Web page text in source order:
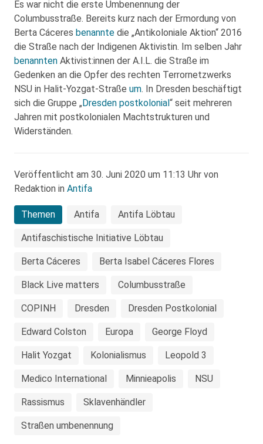
Es war nicht die erste Umbenennung der
Columbusstraße. Bereits kurz nach der Ermordung von
Berta Cáceres benannte die „Antikoloniale Aktion“ 2016
die Straße nach der Indigenen Aktivistin. Im selben Jahr
benannten Aktivist:innen der A.I.L. die Straße im
Gedenken an die Opfer des rechten Terrornetzwerks
NSU in Halit-Yozgat-Straße um. In Dresden beschäftigt
sich die Gruppe „Dresden postkolonial“ seit mehreren
Jahren mit postkolonialen Machtstrukturen und
Widerständen.
Veröffentlicht am 30. Juni 2020 um 11:13 Uhr von
Redaktion in Antifa
Themen Antifa Antifa Löbtau
Antifaschistische Initiative Löbtau
Berta Cáceres Berta Isabel Cáceres Flores
Black Live matters Columbusstraße
COPINH Dresden Dresden Postkolonial
Edward Colston Europa George Floyd
Halit Yozgat Kolonialismus Leopold 3
Medico International Minnieapolis NSU
Rassismus Sklavenhändler
Straßen umbenennung